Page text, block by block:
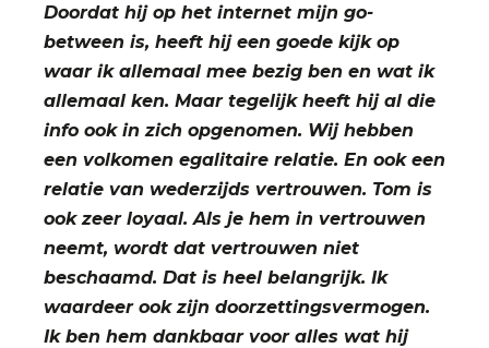
Doordat hij op het internet mijn go-
between is, heeft hij een goede kijk op
waar ik allemaal mee bezig ben en wat ik
allemaal ken. Maar tegelijk heeft hij al die
info ook in zich opgenomen. Wij hebben
een volkomen egalitaire relatie. En ook een
relatie van wederzijds vertrouwen. Tom is
ook zeer loyaal. Als je hem in vertrouwen
neemt, wordt dat vertrouwen niet
beschaamd. Dat is heel belangrijk. Ik
waardeer ook zijn doorzettingsvermogen.
Ik ben hem dankbaar voor alles wat hij